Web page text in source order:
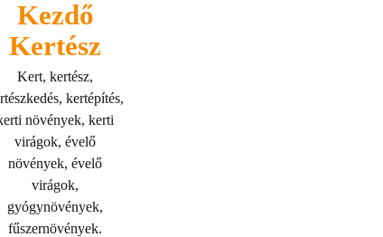
Kezdő
Kertész
Kert, kertész,
kertépítés,
növények, kerti
virágok, évelő
növények, évelő
virágok,
gyógynövények,
fűszernövények.